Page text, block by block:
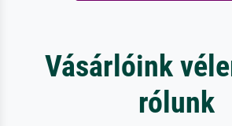
Vásárlóink
rólunk